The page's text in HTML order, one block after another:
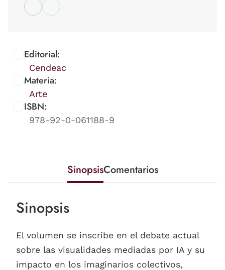
Editorial:
Cendeac
Materia:
Arte
ISBN:
978-92-0-061188-9
SinopsisComentarios
Sinopsis
El volumen se inscribe en el debate actual
sobre las visualidades mediadas por IA y su
impacto en los imaginarios colectivos,